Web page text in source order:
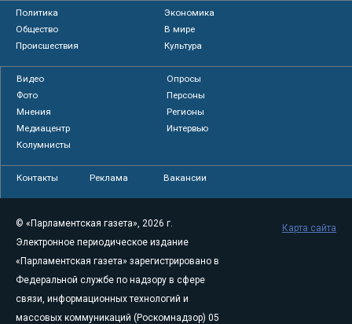
Политика
Экономика
Общество
В мире
Происшествия
Культура
Видео
Опросы
Фото
Персоны
Мнения
Регионы
Медиацентр
Интервью
Колумнисты
Контакты Реклама Вакансии
© «Парламентская газета», 2026 г.
Электронное периодическое издание
«Парламентская газета» зарегистрировано в
Федеральной службе по надзору в сфере
связи, информационных технологий и
массовых коммуникаций (Роскомнадзор) 05
Карта сайта